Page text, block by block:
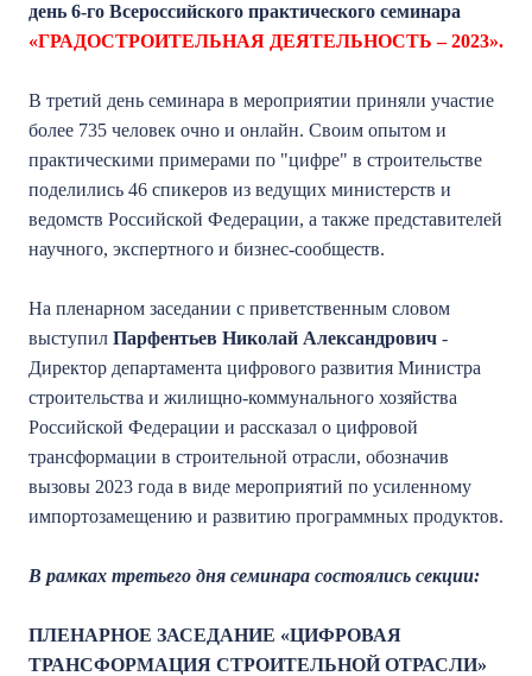
день 6-го Всероссийского практического семинара
«ГРАДОСТРОИТЕЛЬНАЯ ДЕЯТЕЛЬНОСТЬ – 2023».
В третий день семинара в мероприятии приняли участие
более 735 человек очно и онлайн. Своим опытом и
практическими примерами по "цифре" в строительстве
поделились 46 спикеров из ведущих министерств и
ведомств Российской Федерации, а также представителей
научного, экспертного и бизнес-сообществ.
На пленарном заседании с приветственным словом
выступил Парфентьев Николай Александрович -
Директор департамента цифрового развития Министра
строительства и жилищно-коммунального хозяйства
Российской Федерации и рассказал о цифровой
трансформации в строительной отрасли, обозначив
вызовы 2023 года в виде мероприятий по усиленному
импортозамещению и развитию программных продуктов.
В рамках третьего дня семинара состоялись секции:
ПЛЕНАРНОЕ ЗАСЕДАНИЕ «ЦИФРОВАЯ
ТРАНСФОРМАЦИЯ СТРОИТЕЛЬНОЙ ОТРАСЛИ»